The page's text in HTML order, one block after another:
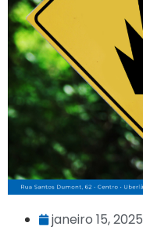
janeiro 15, 2025